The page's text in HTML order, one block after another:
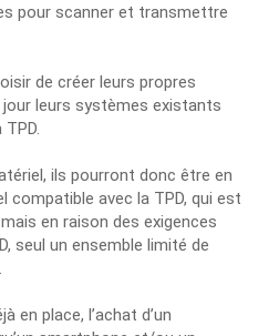
pour scanner et transmettre
de créer leurs propres
leurs systèmes existants
ils pourront donc être en
compatible avec la TPD, qui est
en raison des exigences
seul un ensemble limité de
en place, l’achat d’un